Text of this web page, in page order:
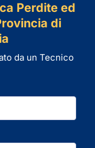
Perdite ed
di
da un Tecnico